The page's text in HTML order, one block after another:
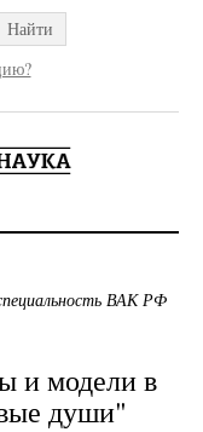
Найти
ВАК РФ
и модели в
души"